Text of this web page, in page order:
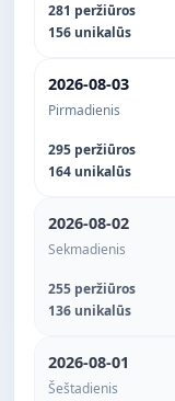
281 peržiūros
156 unikalūs
2026-08-03
Pirmadienis
295 peržiūros
164 unikalūs
2026-08-02
Sekmadienis
255 peržiūros
136 unikalūs
2026-08-01
Šeštadienis